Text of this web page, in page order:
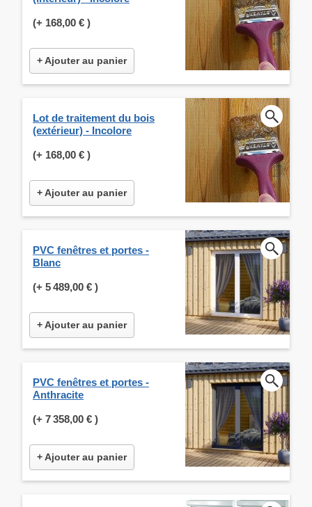
(+ 168,00 € )
+ Ajouter au panier
Lot de traitement du bois
(extérieur) - Incolore
(+ 168,00 € )
+ Ajouter au panier
PVC fenêtres et portes -
Blanc
(+ 5 489,00 € )
+ Ajouter au panier
PVC fenêtres et portes -
Anthracite
(+ 7 358,00 € )
+ Ajouter au panier